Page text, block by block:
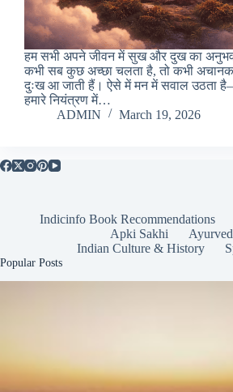
हम सभी अपने जीवन में सुख और दुख का
कभी सब कुछ अच्छा चलता है, तो कभी अचानक
दुःख आ जाती हैं। ऐसे में मन में सवाल उठता
हमारे नियंत्रण में…
ADMIN
March 19, 2026
Indicinfo Book Recommendations
Apki Sakhi
Indian Culture & History
Popular Posts